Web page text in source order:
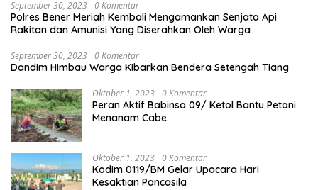
September 30, 2023 0 Komentar
Polres Bener Meriah Kembali Mengamankan Senjata Api
Rakitan dan Amunisi Yang Diserahkan Oleh Warga
September 30, 2023 0 Komentar
Dandim Himbau Warga Kibarkan Bendera Setengah Tiang
Oktober 1, 2023 0 Komentar
Peran Aktif Babinsa 09/ Ketol Bantu Petani
Menanam Cabe
Oktober 1, 2023 0 Komentar
Kodim 0119/BM Gelar Upacara Hari
Kesaktian Pancasila